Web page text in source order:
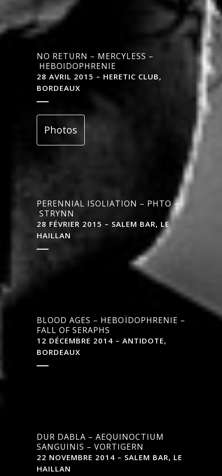
NO RETURN – MERCYLESS –
HEBOIDOPHRENIE
28 AVRIL 2015 – HERETIC CLUB,
BORDEAUX
Photos
PERENNIAL ISOLIATION – PHTO –
STRYNN
28 FÉVRIER 2015 – SALEM BAR, LE
HAILLAN
BLOOD AGES – HEBOÏDOPHRENIE –
FALL OF SERAPHS
12 DÉCEMBRE 2014 – ANTIDOTE,
BORDEAUX
DUR DABLA – AEQUINOCTIUM
SANGUINIS – VORTIGERN
22 NOVEMBRE 2014 – SALEM BAR, LE
HAILLAN